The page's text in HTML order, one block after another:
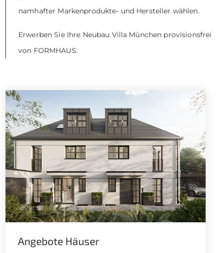
namhafter Markenprodukte- und Hersteller wählen.
Erwerben Sie Ihre Neubau Villa München provisionsfrei
von FORMHAUS.
Angebote Häuser